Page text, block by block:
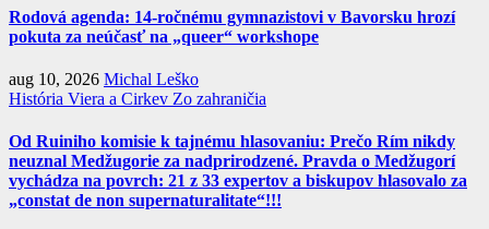
Rodová agenda: 14-ročnému gymnazistovi v Bavorsku hrozí
pokuta za neúčasť na „queer“ workshope
aug 10, 2026 Michal Leško
História Viera a Cirkev Zo zahraničia
Od Ruiniho komisie k tajnému hlasovaniu: Prečo Rím nikdy
neuznal Medžugorie za nadprirodzené. Pravda o Medžugorí
vychádza na povrch: 21 z 33 expertov a biskupov hlasovalo za
„constat de non supernaturalitate“!!!